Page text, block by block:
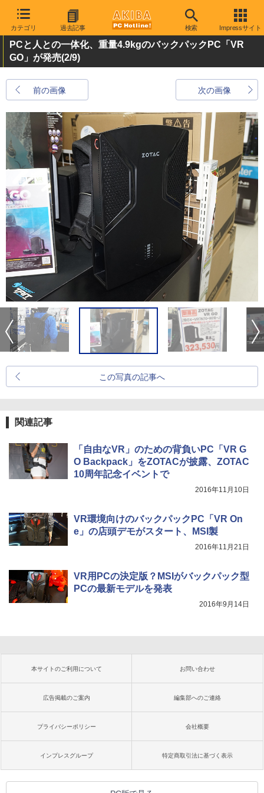
カテゴリ 過去記事 検索 Impressサイト
PCと人との一体化、重量4.9kgのバックパックPC「VR
GO」が発売(2/9)
前の画像 次の画像
この写真の記事へ
関連記事
「自由なVR」のための背負いPC「VR G
O Backpack」をZOTACが披露、ZOTAC
10周年記念イベントで
2016年11月10日
VR環境向けのバックパックPC「VR On
e」の店頭デモがスタート、MSI製
2016年11月21日
VR用PCの決定版？MSIがバックパック型
PCの最新モデルを発表
2016年9月14日
本サイトのご利用について お問い合わせ
広告掲載のご案内 編集部へのご連絡
プライバシーポリシー 会社概要
インプレスグループ 特定商取引法に基づく表示